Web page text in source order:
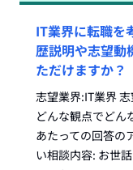
IT業界に転職を
歴説明や志望動
ただけますか？
志望業界:IT業界
どんな観点でどん
あたっての回答の
い相談内容: お世